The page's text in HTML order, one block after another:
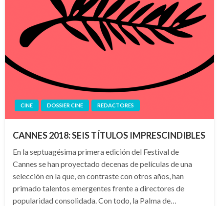
CINE DOSSIER CINE REDACTORES
CANNES 2018: SEIS TÍTULOS IMPRESCINDIBLES
En la septuagésima primera edición del Festival de
Cannes se han proyectado decenas de películas de una
selección en la que, en contraste con otros años, han
primado talentos emergentes frente a directores de
popularidad consolidada. Con todo, la Palma de…